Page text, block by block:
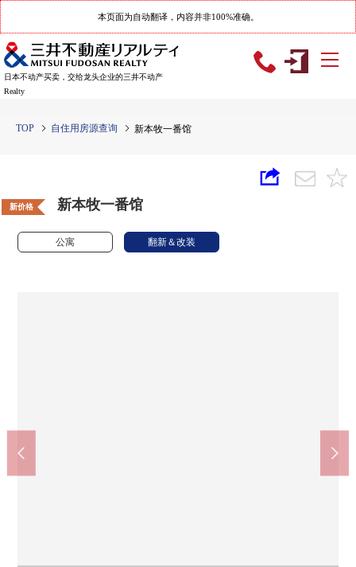
本页面为自动翻译，内容并非100%准确。
日本不动产买卖，交给龙头企业的三井不动产
Realty
TOP 自住用房源查询 新本牧一番馆
新价格 新本牧一番馆
公寓 翻新＆改装
外观